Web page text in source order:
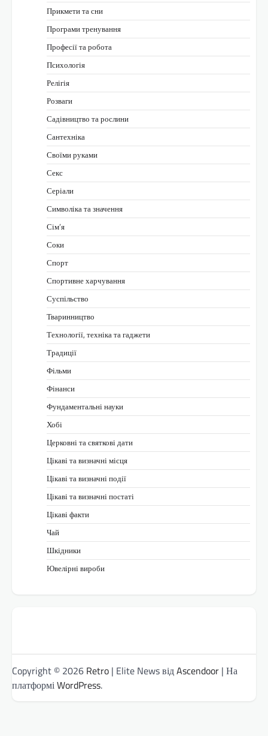
Прикмети та сни
Програми тренування
Професії та робота
Психологія
Релігія
Розваги
Садівництво та рослини
Сантехніка
Своїми руками
Секс
Серіали
Символіка та значення
Сім’я
Соки
Спорт
Спортивне харчування
Суспільство
Тваринництво
Технології, техніка та гаджети
Традиції
Фільми
Фінанси
Фундаментальні науки
Хобі
Церковні та святкові дати
Цікаві та визначні місця
Цікаві та визначні події
Цікаві та визначні постаті
Цікаві факти
Чай
Шкідники
Ювелірні вироби
Copyright © 2026 Retro | Elite News відAscendoor | На
платформіWordPress.